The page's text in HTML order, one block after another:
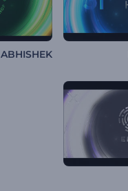
ABHISHEK